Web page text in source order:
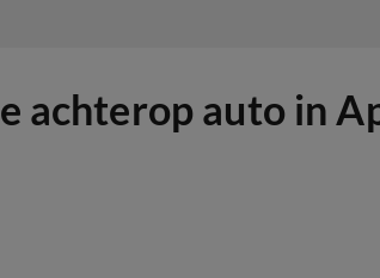
achterop auto in